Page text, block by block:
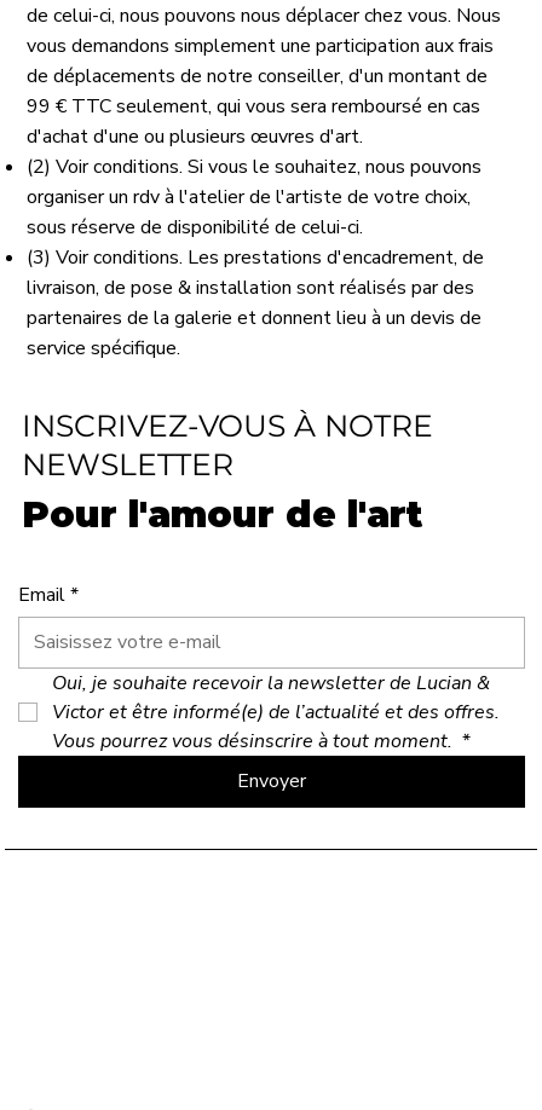
de celui-ci, nous pouvons nous déplacer chez vous. Nous
vous demandons simplement une participation aux frais
de déplacements de notre conseiller, d'un montant de
99 € TTC seulement, qui vous sera remboursé en cas
d'achat d'une ou plusieurs œuvres d'art.
(2) Voir conditions. Si vous le souhaitez, nous pouvons
organiser un rdv à l'atelier de l'artiste de votre choix,
sous réserve de disponibilité de celui-ci.
(3) Voir conditions. Les prestations d'encadrement, de
livraison, de pose & installation sont réalisés par des
partenaires de la galerie et donnent lieu à un devis de
service spécifique.
Email*
Oui, je souhaite recevoir la newsletter de Lucian &
Victor et être informé(e) de l’actualité et des offres.
Vous pourrez vous désinscrire à tout moment. *
Envoyer
INSCRIVEZ-VOUS À NOTRE
NEWSLETTER
Pour l'amour de l'art